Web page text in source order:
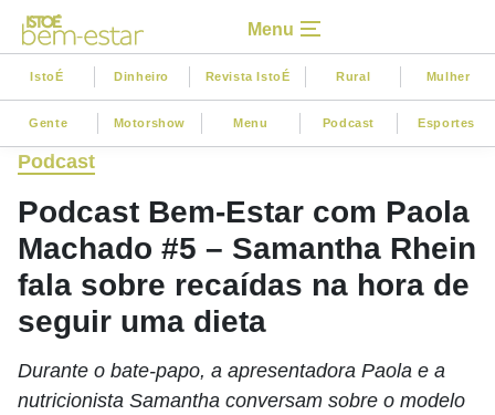
Menu
IstoÉ Dinheiro Revista IstoÉ Rural Mulher
Gente Motorshow Menu Podcast Esportes
Podcast
Podcast Bem-Estar com Paola
Machado #5 – Samantha Rhein
fala sobre recaídas na hora de
seguir uma dieta
Durante o bate-papo, a apresentadora Paola e a
nutricionista Samantha conversam sobre o modelo